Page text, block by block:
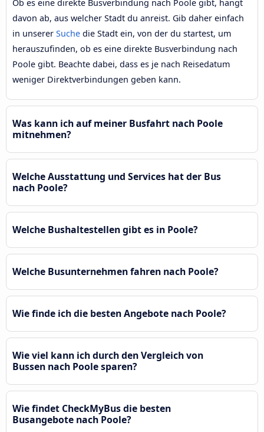
Ob es eine direkte Busverbindung nach Poole gibt, hängt
davon ab, aus welcher Stadt du anreist. Gib daher einfach
in unserer Suche die Stadt ein, von der du startest, um
herauszufinden, ob es eine direkte Busverbindung nach
Poole gibt. Beachte dabei, dass es je nach Reisedatum
weniger Direktverbindungen geben kann.
Was kann ich auf meiner Busfahrt nach Poole
mitnehmen?
Welche Ausstattung und Services hat der Bus
nach Poole?
Welche Bushaltestellen gibt es in Poole?
Welche Busunternehmen fahren nach Poole?
Wie finde ich die besten Angebote nach Poole?
Wie viel kann ich durch den Vergleich von
Bussen nach Poole sparen?
Wie findet CheckMyBus die besten
Busangebote nach Poole?